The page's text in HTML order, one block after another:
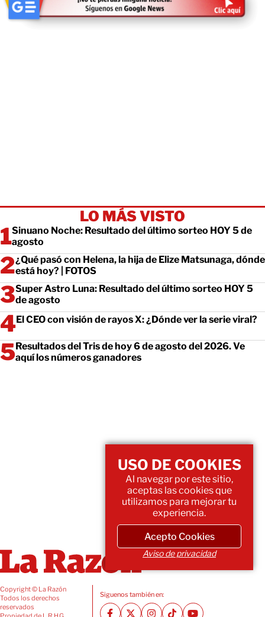
LO MÁS VISTO
Sinuano Noche: Resultado del último sorteo HOY 5 de
agosto
¿Qué pasó con Helena, la hija de Elize Matsunaga, dónde
está hoy? | FOTOS
Super Astro Luna: Resultado del último sorteo HOY 5
de agosto
El CEO con visión de rayos X: ¿Dónde ver la serie viral?
Resultados del Tris de hoy 6 de agosto del 2026. Ve
aquí los números ganadores
Copyright © La Razón
Todos los derechos
reservados
Siguenos también en:
USO DE COOKIES
Al navegar por este sitio,
aceptas las cookies que
utilizamos para mejorar tu
experiencia.
Acepto Cookies
Aviso de privacidad